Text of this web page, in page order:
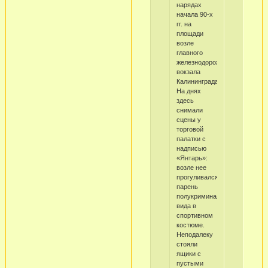
нарядах
начала 90-х
гг. на
площади
возле
главного
железнодорожного
вокзала
Калининграда.
На днях
здесь
снимали
сцены у
торговой
палатки с
надписью
«Янтарь»:
возле нее
прогуливался
парень
полукриминального
вида в
спортивном
костюме.
Неподалеку
стояли
ящики с
пустыми